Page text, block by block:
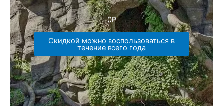
0₽
Скидкой можно воспользоваться в
течение всего года